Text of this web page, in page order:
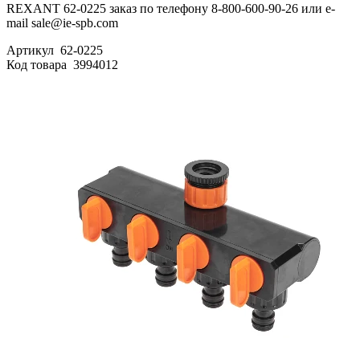
REXANT 62-0225 заказ по телефону 8-800-600-90-26 или e-
mail sale@ie-spb.com
Артикул 62-0225
Код товара 3994012